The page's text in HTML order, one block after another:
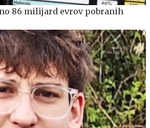
86 milijard evrov pobranih